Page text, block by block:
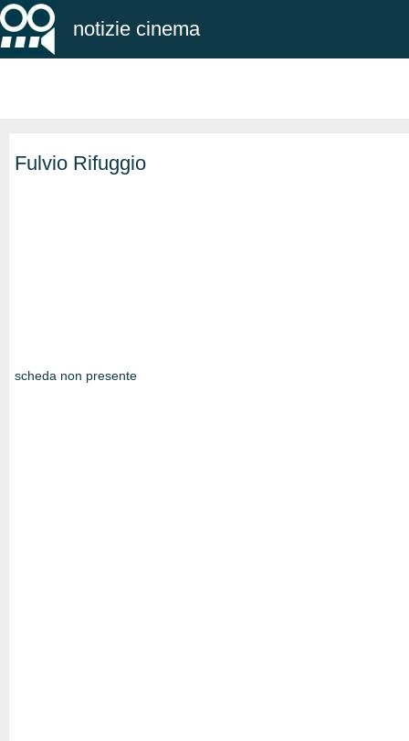
notizie cinema
Fulvio Rifuggio
scheda non presente